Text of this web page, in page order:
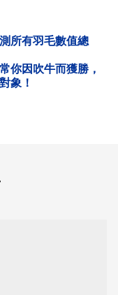
所有羽毛數值總
你因吹牛而獲勝，
象！